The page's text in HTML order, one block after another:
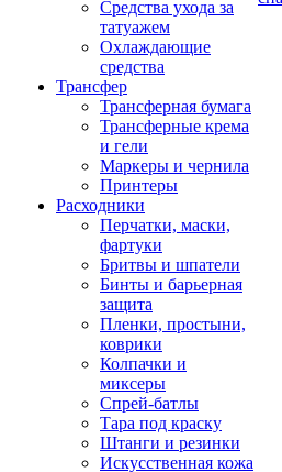
Средства ухода за
татуажем
Охлаждающие
средства
Трансфер
Трансферная бумага
Трансферные крема
и гели
Маркеры и чернила
Принтеры
Расходники
Перчатки, маски,
фартуки
Бритвы и шпатели
Бинты и барьерная
защита
Пленки, простыни,
коврики
Колпачки и
миксеры
Спрей-батлы
Тара под краску
Штанги и резинки
Искусственная кожа